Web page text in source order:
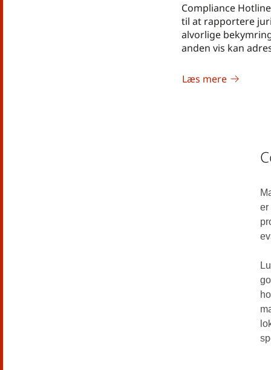
Compliance
til at rapportere
alvorlige
anden vis kan
Læs mere
er